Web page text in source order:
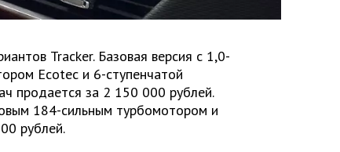
Tracker. Базовая версия с 1,0-
Ecotec и 6-ступенчатой
продается за 2 150 000 рублей.
184-сильным турбомотором и
рублей.